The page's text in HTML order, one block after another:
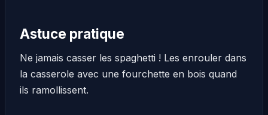
Astuce pratique
Ne jamais casser les spaghetti ! Les enrouler dans
la casserole avec une fourchette en bois quand
ils ramollissent.